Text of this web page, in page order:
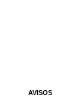
AVISOS